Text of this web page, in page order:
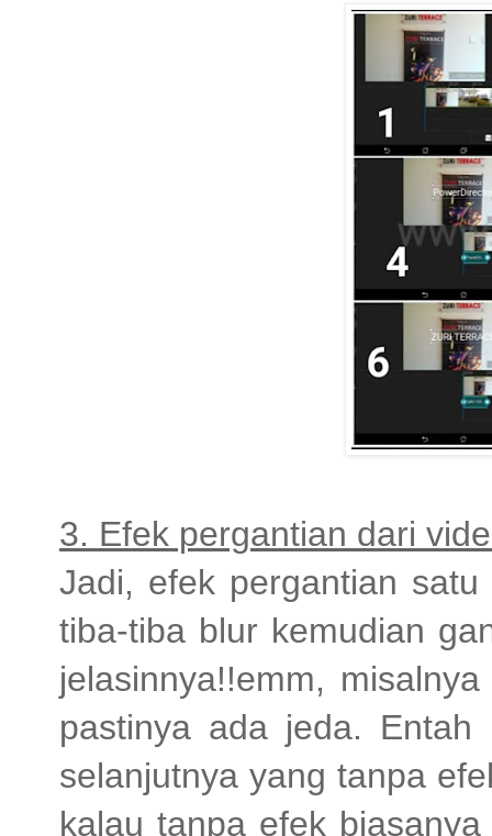
3. Efek pergantian dari
Jadi, efek pergantian
tiba-tiba blur kemudian
jelasinnya!!emm,
pastinya ada jeda.
selanjutnya yang tanpa
kalau tanpa efek